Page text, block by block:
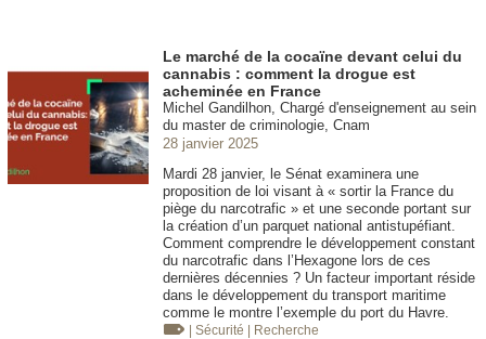
Le marché de la cocaïne devant celui du
cannabis : comment la drogue est
acheminée en France
Michel Gandilhon, Chargé d'enseignement au sein
du master de criminologie, Cnam
28 janvier 2025
Mardi 28 janvier, le Sénat examinera une
proposition de loi visant à « sortir la France du
piège du narcotrafic » et une seconde portant sur
la création d’un parquet national antistupéfiant.
Comment comprendre le développement constant
du narcotrafic dans l’Hexagone lors de ces
dernières décennies ? Un facteur important réside
dans le développement du transport maritime
comme le montre l’exemple du port du Havre.
| Sécurité | Recherche